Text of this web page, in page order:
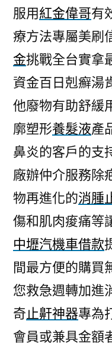
服用紅金偉哥有
療方法專屬美刷
金挑戰全台實拿
資金百日剋癬湯
他廢物有助舒緩
廓塑形養髮液產
鼻炎的客戶的支
廠辦仲介服務除
物再進化的消腫
傷和肌肉痠痛等
中壢汽機車借款
間最方便的購買
您救急週轉加進
奇止鼾神器專為
會員或兼具金額